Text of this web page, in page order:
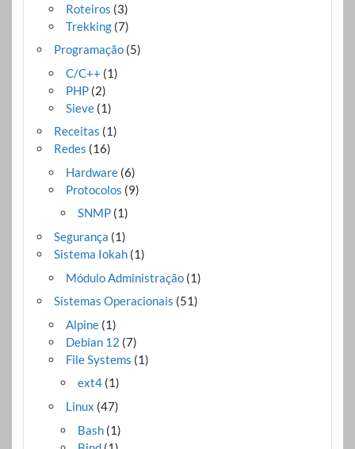
Roteiros (3)
Trekking(7)
Programação(5)
C/C++ (1)
PHP(2)
Sieve(1)
Receitas (1)
Redes (16)
Hardware(6)
Protocolos (9)
SNMP (1)
Segurança (1)
Sistema Iokah(1)
Módulo Administração(1)
Sistemas Operacionais (51)
Alpine(1)
Debian 12 (7)
File Systems (1)
ext4 (1)
Linux (47)
Bash (1)